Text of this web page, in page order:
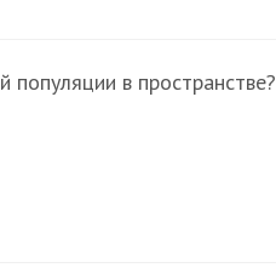
популяции в пространстве?